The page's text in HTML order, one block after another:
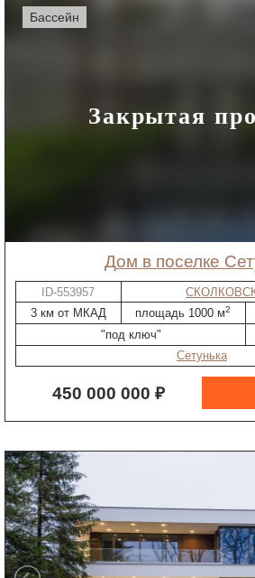
бассейн
Закрытая
дом в поселке
ID-553957
3 км от МКАД
площадь 1000 м2
"под ключ"
Сетунька
450 000 000 ₽